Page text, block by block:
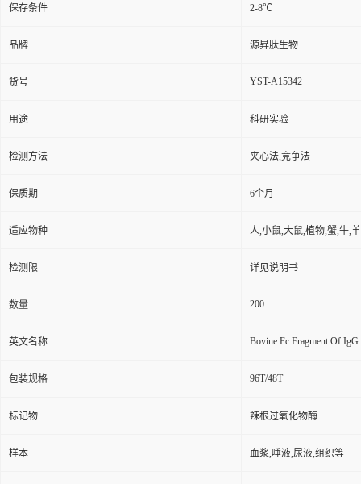
保存条件 2-8℃
品牌 源昇肽生物
货号 YST-A15342
用途 科研实验
检测方法 夹心法,竞争法
保质期 6个月
适应物种 人,小鼠,大鼠,植物,蟹,牛,
检测限 详见说明书
数量 200
英文名称 Bovine Fc Fragment Of
包装规格 96T/48T
标记物 辣根过氧化物酶
样本 血浆,唾液,尿液,组织等